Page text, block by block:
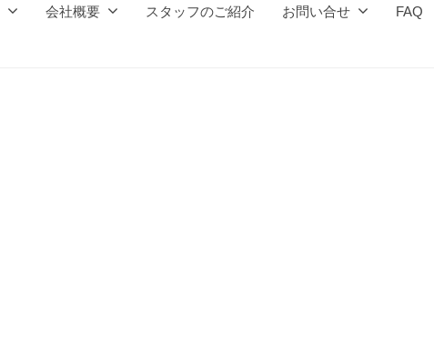
会社概要 スタッフのご紹介 お問い合せ FAQ